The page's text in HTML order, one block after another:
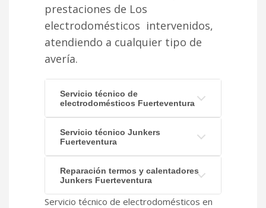
prestaciones de Los
electrodomésticos intervenidos,
atendiendo a cualquier tipo de
avería.
Servicio técnico de
electrodomésticos Fuerteventura
Servicio técnico Junkers
Fuerteventura
Reparación termos y calentadores
Junkers Fuerteventura
Servicio técnico de electrodomésticos en